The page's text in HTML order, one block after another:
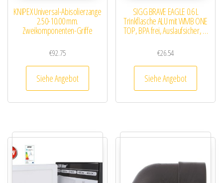
KNIPEX Universal-Abisolierzange
2.50-10.00 mm.
Zweikomponenten-Griffe
€92.75
Siehe Angebot
SIGG BRAVE EAGLE 0.6 L
Trinkflasche ALU mit WMB ONE
TOP, BPA frei, Auslaufsicher, …
€26.54
Siehe Angebot